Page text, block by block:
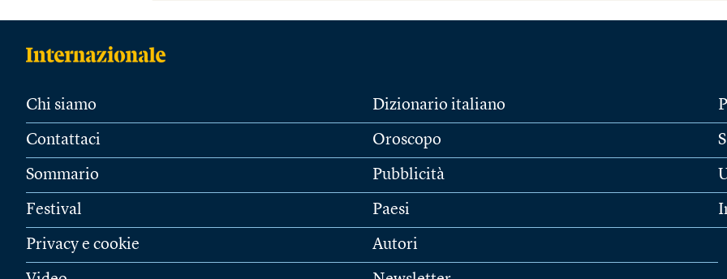
Chi siamo
Contattaci
Sommario
Festival
Privacy e cookie
Dizionario italiano
Oroscopo
Pubblicità
Paesi
Autori